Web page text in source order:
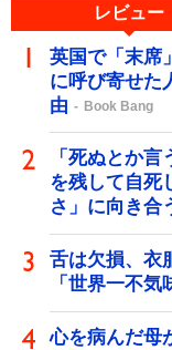
レビュー
英国で「末席
に呼び寄せ
由
Book Bang
「死ぬとか
を残して自死
さ」に向き合
舌は欠損、衣
「世界一不
心を病んだ母